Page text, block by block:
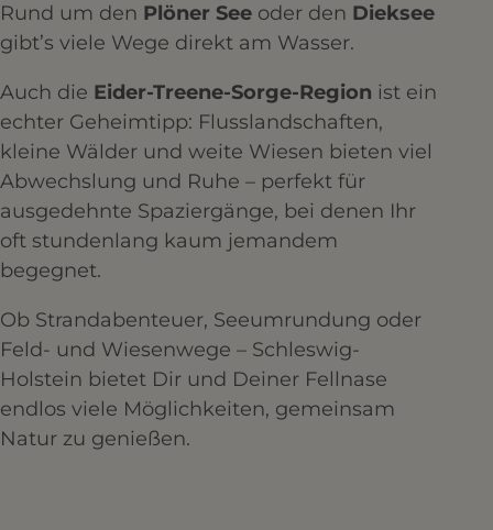
Rund um den Plöner See oder den Dieksee
gibt’s viele Wege direkt am Wasser.
Auch die Eider-Treene-Sorge-Region ist ein
echter Geheimtipp: Flusslandschaften,
kleine Wälder und weite Wiesen bieten viel
Abwechslung und Ruhe – perfekt für
ausgedehnte Spaziergänge, bei denen Ihr
oft stundenlang kaum jemandem
begegnet.
Ob Strandabenteuer, Seeumrundung oder
Feld- und Wiesenwege – Schleswig-
Holstein bietet Dir und Deiner Fellnase
endlos viele Möglichkeiten, gemeinsam
Natur zu genießen.